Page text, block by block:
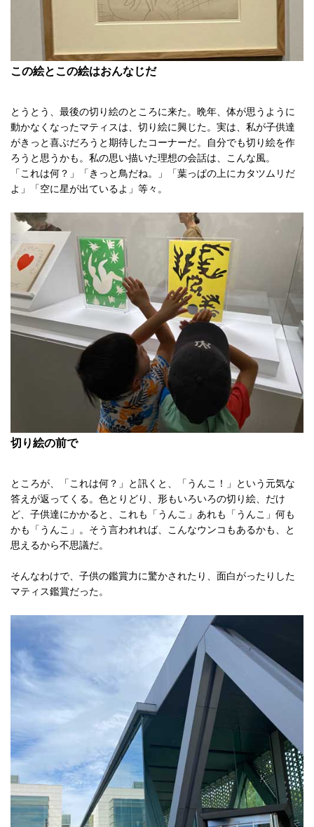
この絵とこの絵はおんなじだ
とうとう、最後の切り絵のところに来た。晩年、体が思うように
動かなくなったマティスは、切り絵に興じた。実は、私が子供達
がきっと喜ぶだろうと期待したコーナーだ。自分でも切り絵を作
ろうと思うかも。私の思い描いた理想の会話は、こんな風。
「これは何？」「きっと鳥だね。」「葉っぱの上にカタツムリだ
よ」「空に星が出ているよ」等々。
切り絵の前で
ところが、「これは何？」と訊くと、「うんこ！」という元気な
答えが返ってくる。色とりどり、形もいろいろの切り絵、だけ
ど、子供達にかかると、これも「うんこ」あれも「うんこ」何も
かも「うんこ」。そう言われれば、こんなウンコもあるかも、と
思えるから不思議だ。
そんなわけで、子供の鑑賞力に驚かされたり、面白がったりした
マティス鑑賞だった。